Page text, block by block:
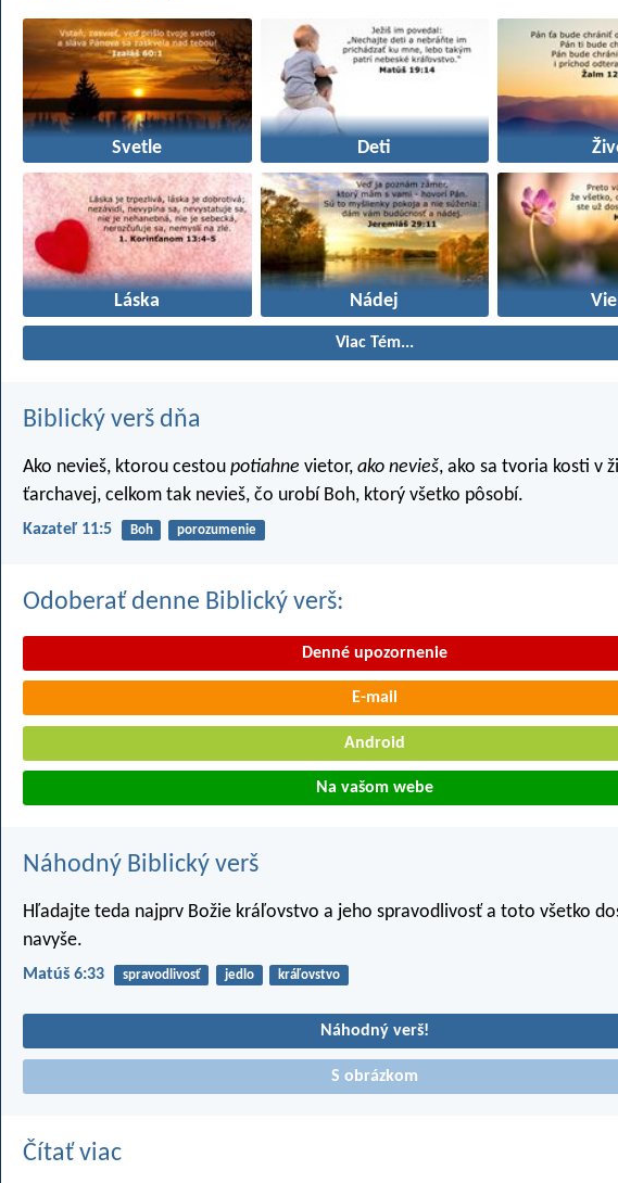
Svetle Deti
Láska Nádej
Viac Tém...
Biblický verš dňa
Ako nevieš, ktorou cestou potiahne vietor, ako nevieš, ako sa tvoria kosti v
ťarchavej, celkom tak nevieš, čo urobí Boh, ktorý všetko pôsobí.
Kazateľ 11:5 Boh porozumenie
Odoberať denne Biblický verš:
Denné upozornenie
E-mail
Android
Na vašom webe
Náhodný Biblický verš
Hľadajte teda najprv Božie kráľovstvo a jeho spravodlivosť a toto všetko
navyše.
Matúš 6:33 spravodlivosť jedlo kráľovstvo
Náhodný verš!
S obrázkom
Čítať viac